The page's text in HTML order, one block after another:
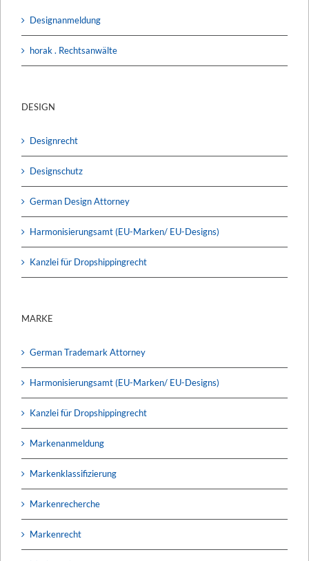
Designanmeldung
horak . Rechtsanwälte
DESIGN
Designrecht
Designschutz
German Design Attorney
Harmonisierungsamt (EU-Marken/ EU-Designs)
Kanzlei für Dropshippingrecht
MARKE
German Trademark Attorney
Harmonisierungsamt (EU-Marken/ EU-Designs)
Kanzlei für Dropshippingrecht
Markenanmeldung
Markenklassifizierung
Markenrecherche
Markenrecht